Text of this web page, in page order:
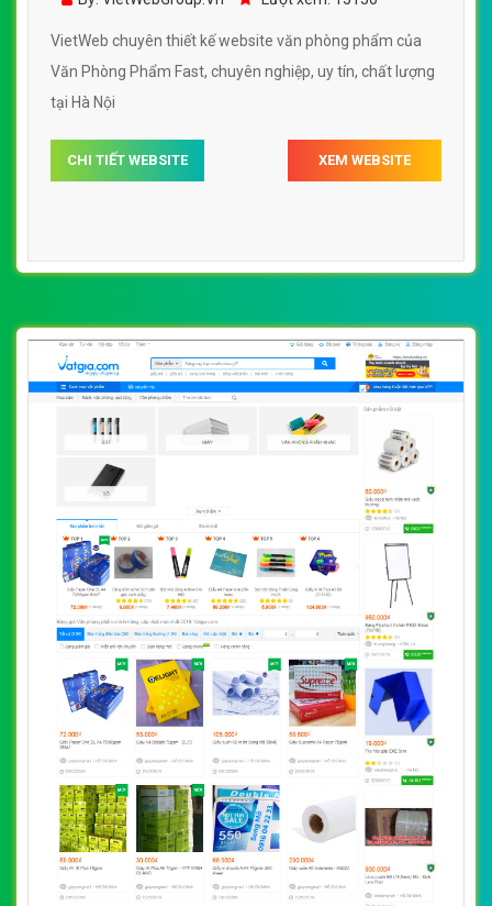
VietWeb chuyên thiết kế website văn phòng phẩm của
Văn Phòng Phẩm Fast, chuyên nghiệp, uy tín, chất lượng
tại Hà Nội
CHI TIẾT WEBSITE XEM WEBSITE